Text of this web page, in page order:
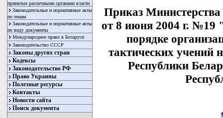
принятые различными органами власти
Законодательные и нормативные акты
по темам
Законодательные и нормативные акты
по виду документы
Международное право в Беларуси
Законодательство СССР
Законы других стран
Кодексы
Законодательство РФ
Право Украины
Полезные ресурсы
Контакты
Новости сайта
Поиск документа
Приказ
от 8 июня 2004 г. №19
порядке
тактических учений
Республики